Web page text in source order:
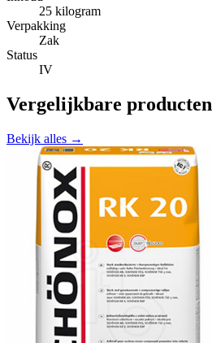
25 kilogram
Verpakking
Zak
Status
IV
Vergelijkbare producten
Bekijk alles →